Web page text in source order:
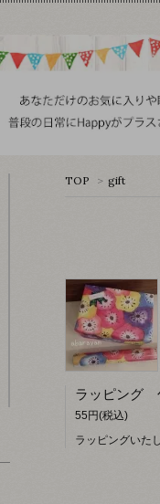
TOP > gift
55円(税込)
ラッピングいた